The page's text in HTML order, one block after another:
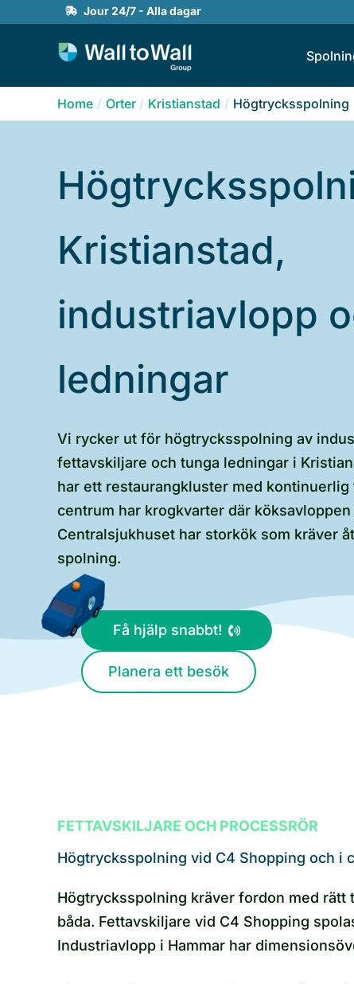
Jour 24/7 - Alla dagar
Home Orter Kristianstad Högtrycksspolning
Kristianstad,
industriavlopp
ledningar
Vi rycker ut för högtrycksspolning av
fettavskiljare och tunga ledningar i
har ett restaurangkluster med
centrum har krogkvarter där
Centralsjukhuset har storkök som kräver
spolning.
Få hjälp snabbt!
Planera ett besök
FETTAVSKILJARE OCH PROCESSRÖR
Högtrycksspolning vid C4 Shopping och i
Högtrycksspolning kräver fordon med
båda. Fettavskiljare vid C4 Shopping
Industriavlopp i Hammar har